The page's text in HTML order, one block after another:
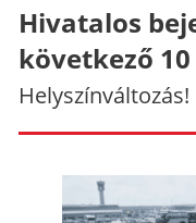
Hivatalos
következő
Helyszínváltozás!